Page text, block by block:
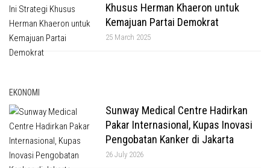
Khusus Herman Khaeron untuk
Kemajuan Partai Demokrat
25 March 2025
EKONOMI
Sunway Medical Centre Hadirkan
Pakar Internasional, Kupas Inovasi
Pengobatan Kanker di Jakarta
26 July 2026